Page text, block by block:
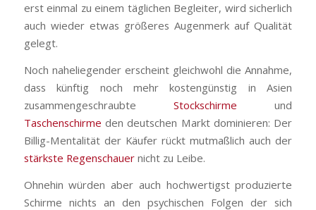
erst einmal zu einem täglichen Begleiter, wird sicherlich
auch wieder etwas größeres Augenmerk auf Qualität
gelegt.
Noch naheliegender erscheint gleichwohl die Annahme,
dass künftig noch mehr kostengünstig in Asien
zusammengeschraubte Stockschirme und
Taschenschirme den deutschen Markt dominieren: Der
Billig-Mentalität der Käufer rückt mutmaßlich auch der
stärkste Regenschauernicht zu Leibe.
Ohnehin würden aber auch hochwertigst produzierte
Schirme nichts an den psychischen Folgen der sich